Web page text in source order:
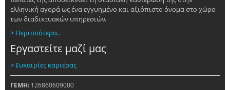
ελληνική αγορά ως ένα εγγυημένο και αξιόπιστο όνομα στο χώρο
των διαδικτυακών υπηρεσιών.
> Περισσότερα..
Εργαστείτε μαζί μας
> Ευκαιρίες καριέρας
ΓΕΜΗ: 126860609000